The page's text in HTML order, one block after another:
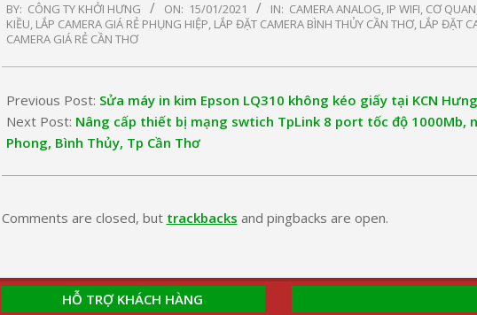
01-
15
BY: CÔNG TY KHỞI HƯNG ON: 15/01/2021 IN: CAMERA ANALOG, IP WIFI, CƠ
KIỀU, LẮP CAMERA GIÁ RẺ PHỤNG HIỆP, LẮP ĐẶT CAMERA BÌNH THỦY CẦN THƠ, LẮP ĐẶT
CAMERA GIÁ RẺ CẦN THƠ
Previous Post: Sửa máy in kim Epson LQ310 không kéo giấy tại KCN
Next Post: Nâng cấp thiết bị mạng swtich TpLink 8 port tốc độ
Phong, Bình Thủy, Tp Cần Thơ
Comments are closed, but trackbacks and pingbacks are open.
HỖ TRỢ KHÁCH HÀNG